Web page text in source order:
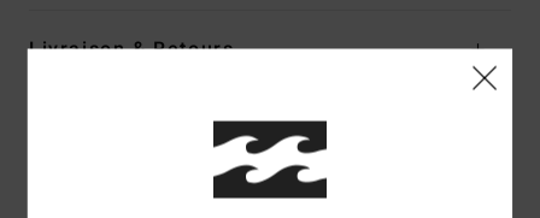
Livraison & Retours